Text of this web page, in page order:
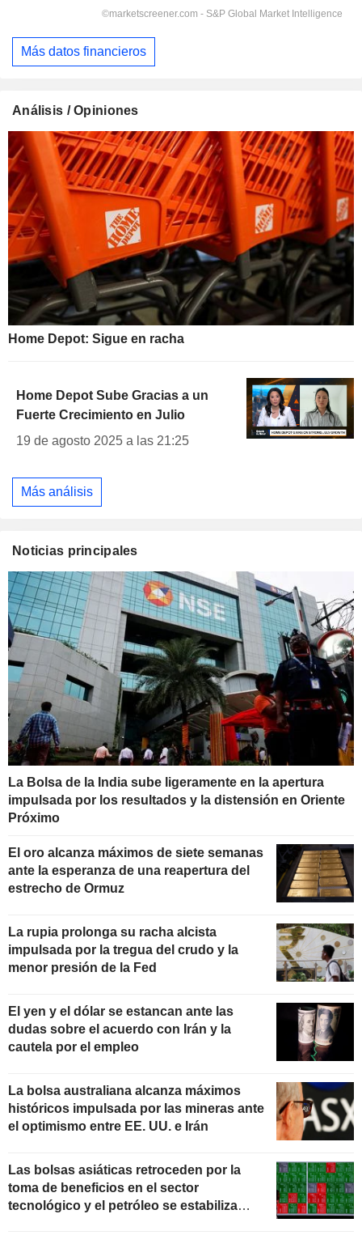
Más datos financieros
Análisis / Opiniones
Home Depot: Sigue en racha
Home Depot Sube Gracias a un
Fuerte Crecimiento en Julio
19 de agosto 2025 a las 21:25
Más análisis
Noticias principales
La Bolsa de la India sube ligeramente en la apertura
impulsada por los resultados y la distensión en Oriente
Próximo
El oro alcanza máximos de siete semanas
ante la esperanza de una reapertura del
estrecho de Ormuz
La rupia prolonga su racha alcista
impulsada por la tregua del crudo y la
menor presión de la Fed
El yen y el dólar se estancan ante las
dudas sobre el acuerdo con Irán y la
cautela por el empleo
La bolsa australiana alcanza máximos
históricos impulsada por las mineras ante
el optimismo entre EE. UU. e Irán
Las bolsas asiáticas retroceden por la
toma de beneficios en el sector
tecnológico y el petróleo se estabiliza